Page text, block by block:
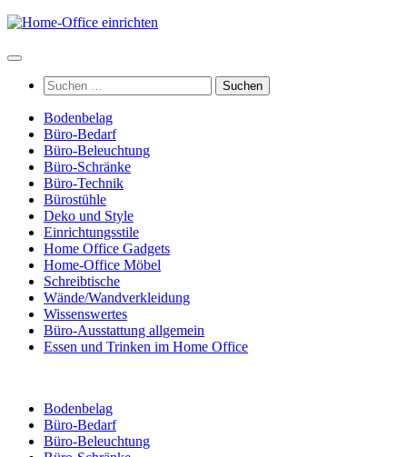
Zum
springen
Suchen
nach:
Bodenbelag
Büro-Bedarf
Büro-Beleuchtung
Büro-Schränke
Büro-Technik
Bürostühle
Deko und Style
Einrichtungsstile
Home Office Gadgets
Home-Office Möbel
Schreibtische
Wände/Wandverkleidung
Wissenswertes
Büro-Ausstattung allgemein
Essen und Trinken im Home Office
Bodenbelag
Büro-Bedarf
Büro-Beleuchtung